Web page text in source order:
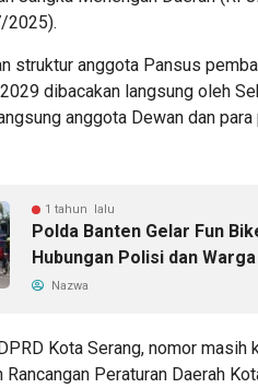
2025).
struktur anggota Pansus
dibacakan langsung oleh
anggota Dewan dan para
1 tahun lalu
Polda Banten Gelar Fun
Hubungan Polisi dan Warga
Nazwa
Kota Serang, nomor
Rancangan Peraturan Daerah